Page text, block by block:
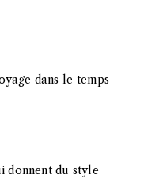
dans le temps
donnent du style